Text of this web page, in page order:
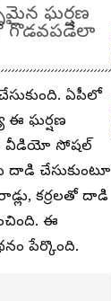
ఘర్షణ
గొడవపడేలా
ఏపీలో
ఈ ఘర్షణ
వీడియో సోషల్
చేసుకుంటూ
కర్రలతో దాడి
ఈ
పేర్కొంది.